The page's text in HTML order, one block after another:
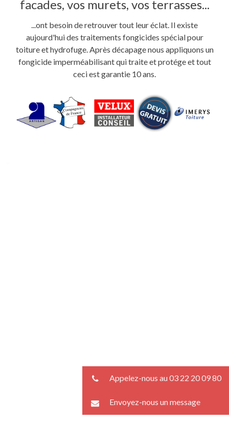
facades, vos murets, vos terrasses...
...ont besoin de retrouver tout leur éclat. Il existe
aujourd'hui des traitements fongicides spécial pour
toiture et hydrofuge. Après décapage nous appliquons un
fongicide imperméabilisant qui traite et protége et tout
ceci est garantie 10 ans.
Appelez-nous au 03 22 20 09 80
Envoyez-nous un message